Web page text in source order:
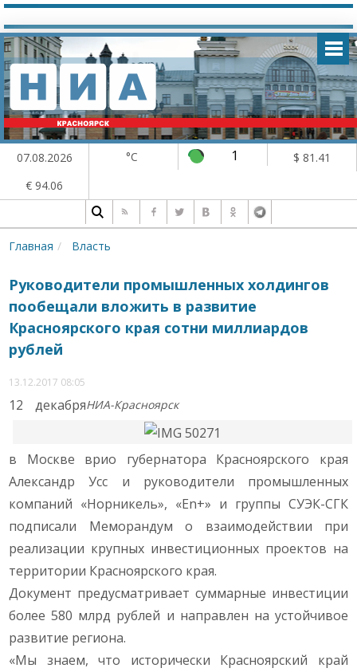
07.08.2026 °C 1
$ 81.41
€ 94.06
Главная Власть
Руководители промышленных холдингов
пообещали вложить в развитие
Красноярского края сотни миллиардов
рублей
13.12.2017 08:05
НИА-Красноярск
12 декабря
в Москве врио губернатора Красноярского края
Александр Усс и руководители промышленных
компаний «Норникель», «En+» и группы СУЭК-СГК
подписали Меморандум о взаимодействии при
реализации крупных инвестиционных проектов на
территории Красноярского края.
Документ предусматривает суммарные инвестиции
более 580 млрд рублей и направлен на устойчивое
развитие региона.
«Мы знаем, что исторически Красноярский край